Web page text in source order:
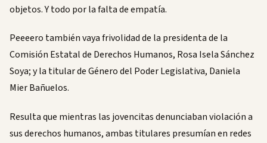
objetos. Y todo por la falta de empatía.
Peeeero también vaya frivolidad de la presidenta de la
Comisión Estatal de Derechos Humanos, Rosa Isela Sánchez
Soya; y la titular de Género del Poder Legislativa, Daniela
Mier Bañuelos.
Resulta que mientras las jovencitas denunciaban violación a
sus derechos humanos, ambas titulares presumían en redes